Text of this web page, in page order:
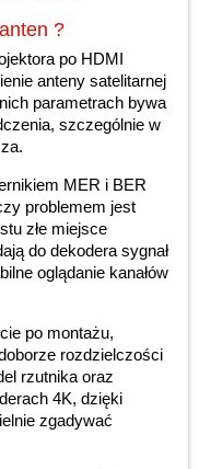
?
po HDMI
anteny satelitarnej
parametrach bywa
szczególnie w
MER i BER
problemem jest
złe miejsce
do dekodera sygnał
oglądanie kanałów
po montażu,
rozdzielczości
rzutnika oraz
4K, dzięki
zgadywać